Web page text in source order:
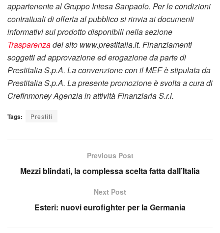
appartenente al Gruppo Intesa Sanpaolo. Per le condizioni
contrattuali di offerta al pubblico si rinvia ai documenti
informativi sul prodotto disponibili nella sezione
Trasparenzadel sito www.prestitalia.it. Finanziamenti
soggetti ad approvazione ed erogazione da parte di
Prestitalia S.p.A. La convenzione con il MEF è stipulata da
Prestitalia S.p.A. La presente promozione è svolta a cura di
Crefinmoney Agenzia in attività Finanziaria S.r.l.
Tags: Prestiti
Previous Post
Mezzi blindati, la complessa scelta fatta dall’Italia
Next Post
Esteri: nuovi eurofighter per la Germania